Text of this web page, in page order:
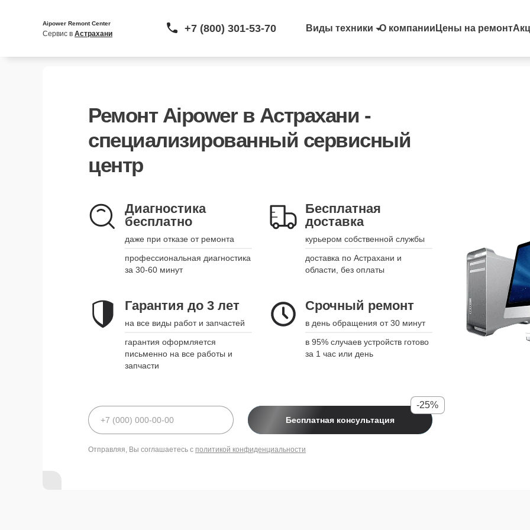
Aipower Remont Center
Сервис в Астрахани +7 (800) 301-53-70 Виды техники О компании Цены на ремонт
Ремонт Aipower в Астрахани -
специализированный сервисный
центр
Диагностика
бесплатно
даже при отказе от ремонта
профессиональная диагностика
за 30-60 минут
Бесплатная
доставка
курьером собственной службы
доставка по Астрахани и
области, без оплаты
Гарантия до 3 лет
на все виды работ и запчастей
гарантия оформляется
письменно на все работы и
запчасти
Срочный ремонт
в день обращения от 30 минут
в 95% случаев устройств готово
за 1 час или день
Бесплатная консультация
-25%
Отправляя, Вы соглашаетесь с политикой конфиденциальности